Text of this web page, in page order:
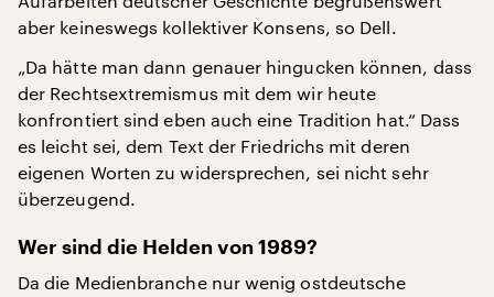
aber keineswegs kollektiver Konsens, so Dell.
„Da hätte man dann genauer hingucken können, dass
der Rechtsextremismus mit dem wir heute
konfrontiert sind eben auch eine Tradition hat.“ Dass
es leicht sei, dem Text der Friedrichs mit deren
eigenen Worten zu widersprechen, sei nicht sehr
überzeugend.
Wer sind die Helden von 1989?
Da die Medienbranche nur wenig ostdeutsche